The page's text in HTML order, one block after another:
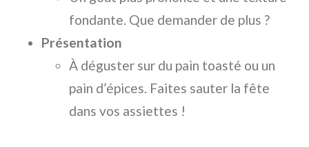
fondante. Que demander de plus ?
Présentation
À déguster sur du pain toasté ou un
pain d’épices. Faites sauter la fête
dans vos assiettes !